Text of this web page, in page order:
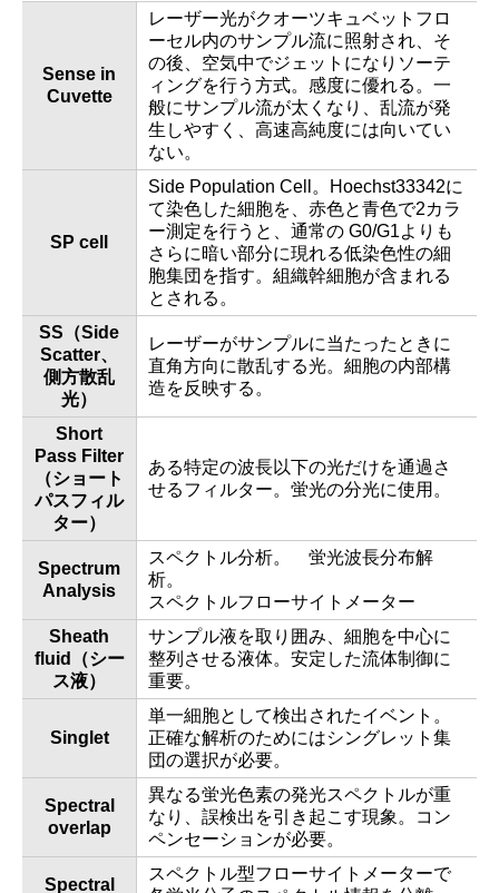
Sense in
Cuvette
レーザー光がクオーツキュベットフロ
ーセル内のサンプル流に照射され、そ
の後、空気中でジェットになりソーテ
ィングを行う方式。感度に優れる。一
般にサンプル流が太くなり、乱流が発
生しやすく、高速高純度には向いてい
ない。
SP cell
Side Population Cell。Hoechst33342に
て染色した細胞を、赤色と青色で2カラ
ー測定を行うと、通常の G0/G1よりも
さらに暗い部分に現れる低染色性の細
胞集団を指す。組織幹細胞が含まれる
とされる。
SS（Side
Scatter、
側方散乱
光）
レーザーがサンプルに当たったときに
直角方向に散乱する光。細胞の内部構
造を反映する。
Short
Pass Filter
（ショート
パスフィル
ター）
ある特定の波長以下の光だけを通過さ
せるフィルター。蛍光の分光に使用。
Spectrum
Analysis
スペクトル分析。 蛍光波長分布解
析。
スペクトルフローサイトメーター
Sheath
fluid（シー
ス液）
サンプル液を取り囲み、細胞を中心に
整列させる液体。安定した流体制御に
重要。
Singlet
単一細胞として検出されたイベント。
正確な解析のためにはシングレット集
団の選択が必要。
Spectral
overlap
異なる蛍光色素の発光スペクトルが重
なり、誤検出を引き起こす現象。コン
ペンセーションが必要。
Spectral
スペクトル型フローサイトメーターで